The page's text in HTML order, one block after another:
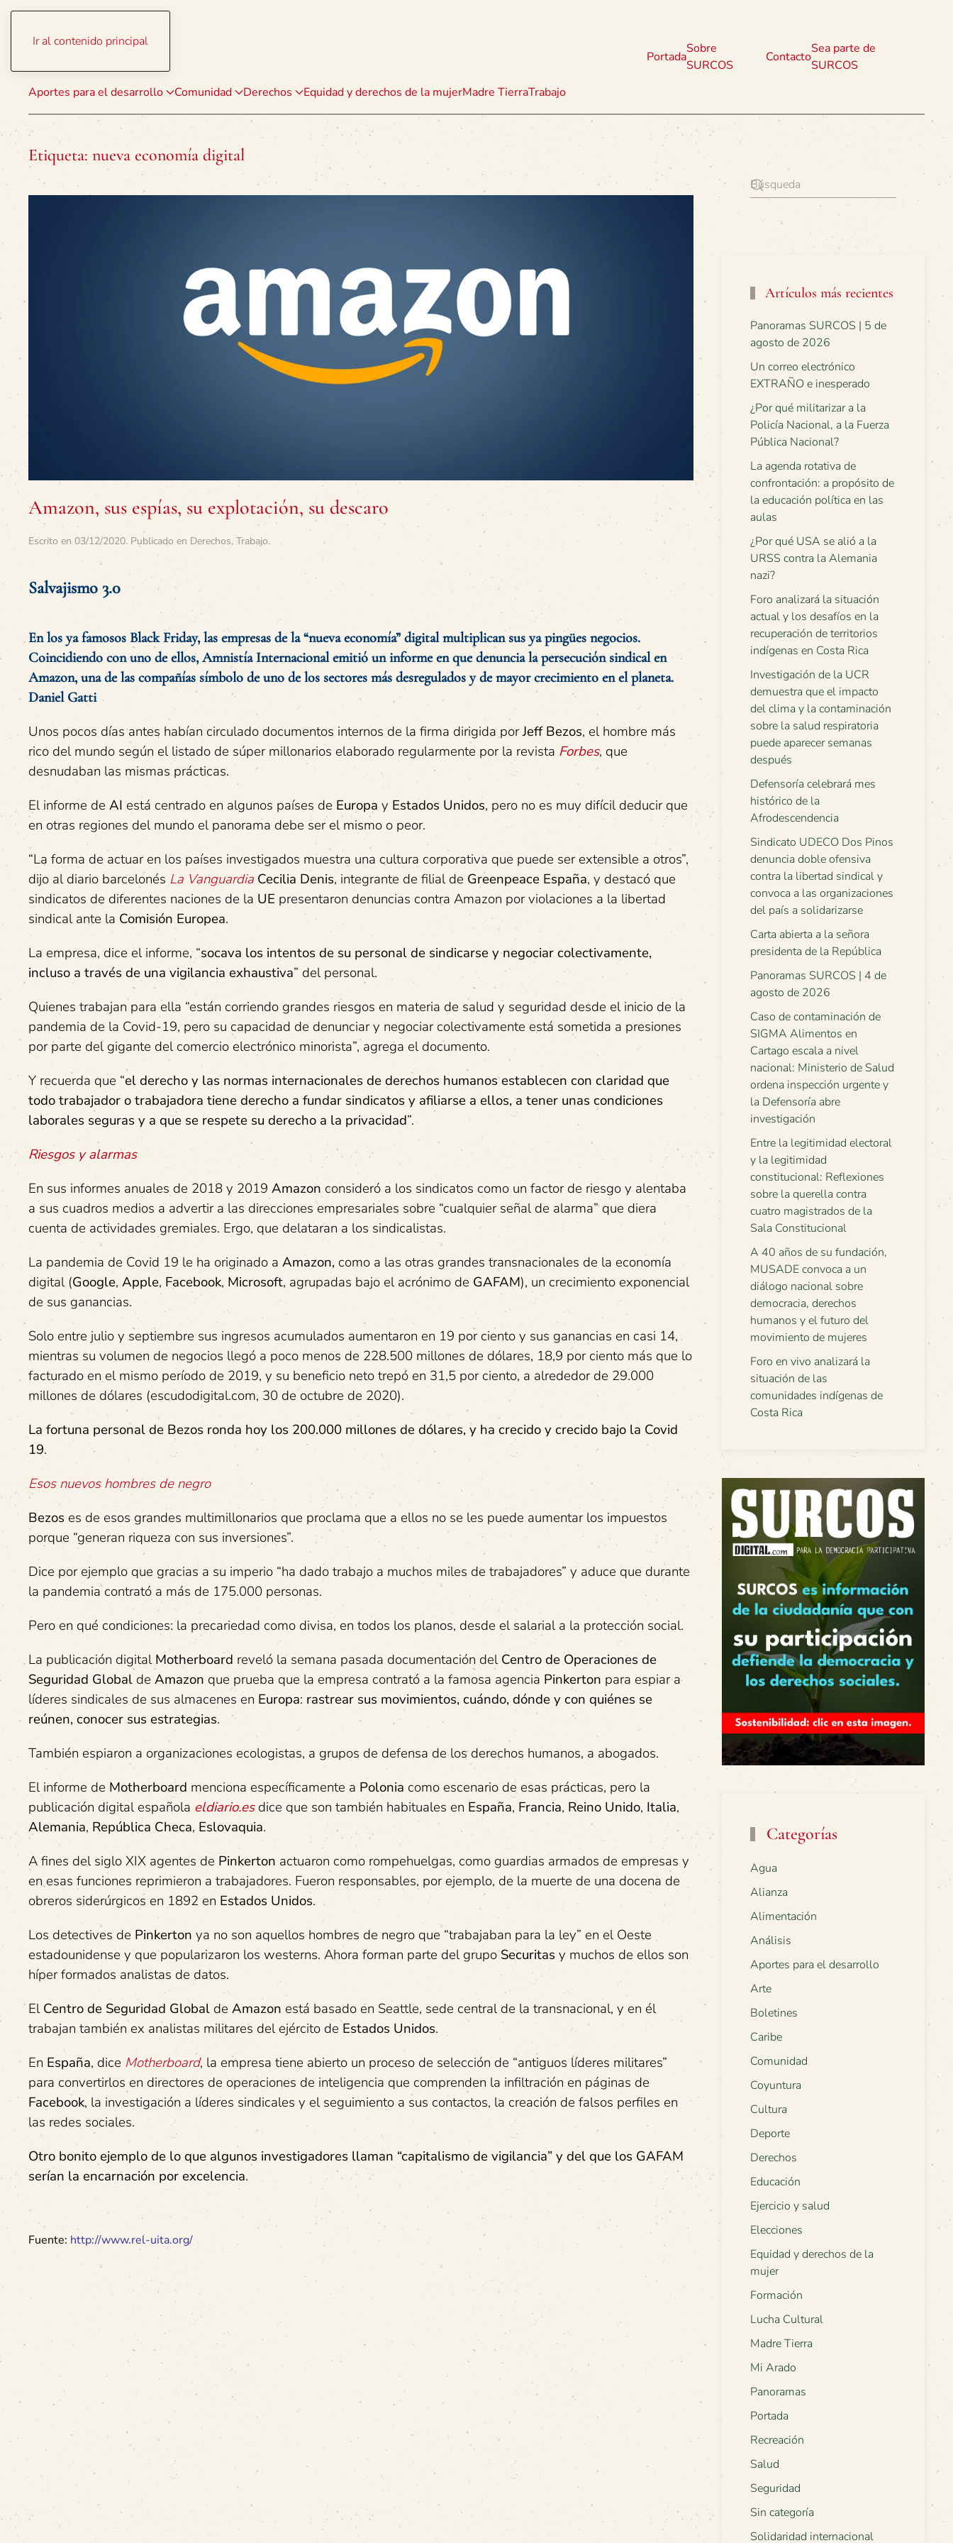
Ir al contenido principal
Aportes para el desarrollo Comunidad Derechos Equidad y derechos de la mujerMadre TierraTrabajo
Portada
Sobre
SURCOS
Contacto
Sea parte de
SURCOS
Etiqueta: nueva economía digital
Amazon, sus espías, su explotación, su descaro
Escrito en 03/12/2020. Publicado en Derechos, Trabajo.
Salvajismo 3.0
En los ya famosos Black Friday, las empresas de la “nueva economía” digital multiplican sus ya pingües negocios.
Coincidiendo con uno de ellos, Amnistía Internacional emitió un informe en que denuncia la persecución sindical en
Amazon, una de las compañías símbolo de uno de los sectores más desregulados y de mayor crecimiento en el planeta.
Daniel Gatti
Unos pocos días antes habían circulado documentos internos de la firma dirigida porJeff Bezos, el hombre más
rico del mundo según el listado de súper millonarios elaborado regularmente por la revista Forbes, que
desnudaban las mismas prácticas.
El informe de AI está centrado en algunos países de Europa y Estados Unidos, pero no es muy difícil deducir que
en otras regiones del mundo el panorama debe ser el mismo o peor.
“La forma de actuar en los países investigados muestra una cultura corporativa que puede ser extensible a otros”,
dijo al diario barcelonés La Vanguardia Cecilia Denis, integrante de filial de Greenpeace España, y destacó que
sindicatos de diferentes naciones de la UE presentaron denuncias contra Amazon por violaciones a la libertad
sindical ante la Comisión Europea.
La empresa, dice el informe, “socava los intentos de su personal de sindicarse y negociar colectivamente,
incluso a través de una vigilancia exhaustiva” del personal.
Quienes trabajan para ella “están corriendo grandes riesgos en materia de salud y seguridad desde el inicio de la
pandemia de la Covid-19, pero su capacidad de denunciar y negociar colectivamente está sometida a presiones
por parte del gigante del comercio electrónico minorista”, agrega el documento.
Y recuerda que “el derecho y las normas internacionales de derechos humanos establecen con claridad que
todo trabajador o trabajadora tiene derecho a fundar sindicatos y afiliarse a ellos, a tener unas condiciones
laborales seguras y a que se respete su derecho a la privacidad”.
Riesgos y alarmas
En sus informes anuales de 2018 y 2019 Amazon consideró a los sindicatos como un factor de riesgo y alentaba
a sus cuadros medios a advertir a las direcciones empresariales sobre “cualquier señal de alarma” que diera
cuenta de actividades gremiales. Ergo, que delataran a los sindicalistas.
La pandemia de Covid 19 le ha originado a Amazon, como a las otras grandes transnacionales de la economía
digital (Google, Apple, Facebook, Microsoft, agrupadas bajo el acrónimo de GAFAM), un crecimiento exponencial
de sus ganancias.
Solo entre julio y septiembre sus ingresos acumulados aumentaron en 19 por ciento y sus ganancias en casi 14,
mientras su volumen de negocios llegó a poco menos de 228.500 millones de dólares, 18,9 por ciento más que lo
facturado en el mismo período de 2019, y su beneficio neto trepó en 31,5 por ciento, a alrededor de 29.000
millones de dólares (escudodigital.com, 30 de octubre de 2020).
La fortuna personal de Bezos ronda hoy los 200.000 millones de dólares, y ha crecido y crecido bajo la Covid
19.
Esos nuevos hombres de negro
Bezos es de esos grandes multimillonarios que proclama que a ellos no se les puede aumentar los impuestos
porque “generan riqueza con sus inversiones”.
Dice por ejemplo que gracias a su imperio “ha dado trabajo a muchos miles de trabajadores” y aduce que durante
la pandemia contrató a más de 175.000 personas.
Pero en qué condiciones: la precariedad como divisa, en todos los planos, desde el salarial a la protección social.
La publicación digitalMotherboard reveló la semana pasada documentación delCentro de Operaciones de
Seguridad Global de Amazon que prueba que la empresa contrató a la famosa agencia Pinkerton para espiar a
líderes sindicales de sus almacenes en Europa: rastrear sus movimientos, cuándo, dónde y con quiénes se
reúnen, conocer sus estrategias.
También espiaron a organizaciones ecologistas, a grupos de defensa de los derechos humanos, a abogados.
El informe de Motherboard menciona específicamente a Polonia como escenario de esas prácticas, pero la
publicación digital española eldiario.esdice que son también habituales en España, Francia, Reino Unido, Italia,
Alemania, República Checa, Eslovaquia.
A fines del siglo XIX agentes de Pinkerton actuaron como rompehuelgas, como guardias armados de empresas y
en esas funciones reprimieron a trabajadores. Fueron responsables, por ejemplo, de la muerte de una docena de
obreros siderúrgicos en 1892 en Estados Unidos.
Los detectives de Pinkerton ya no son aquellos hombres de negro que “trabajaban para la ley” en el Oeste
estadounidense y que popularizaron los westerns. Ahora forman parte del grupoSecuritas y muchos de ellos son
híper formados analistas de datos.
ElCentro de Seguridad Global de Amazon está basado en Seattle, sede central de la transnacional, y en él
trabajan también ex analistas militares del ejército de Estados Unidos.
En España, dice Motherboard, la empresa tiene abierto un proceso de selección de “antiguos líderes militares”
para convertirlos en directores de operaciones de inteligencia que comprenden la infiltración en páginas de
Facebook, la investigación a líderes sindicales y el seguimiento a sus contactos, la creación de falsos perfiles en
las redes sociales.
Otro bonito ejemplo de lo que algunos investigadores llaman “capitalismo de vigilancia” y del que los GAFAM
serían la encarnación por excelencia.
Fuente: http://www.rel-uita.org/
Artículos más recientes
Panoramas SURCOS | 5 de
agosto de 2026
Un correo electrónico
EXTRAÑO e inesperado
¿Por qué militarizar a la
Policía Nacional, a la Fuerza
Pública Nacional?
La agenda rotativa de
confrontación: a propósito de
la educación política en las
aulas
¿Por qué USA se alió a la
URSS contra la Alemania
nazi?
Foro analizará la situación
actual y los desafíos en la
recuperación de territorios
indígenas en Costa Rica
Investigación de la UCR
demuestra que el impacto
del clima y la contaminación
sobre la salud respiratoria
puede aparecer semanas
después
Defensoría celebrará mes
histórico de la
Afrodescendencia
Sindicato UDECO Dos Pinos
denuncia doble ofensiva
contra la libertad sindical y
convoca a las organizaciones
del país a solidarizarse
Carta abierta a la señora
presidenta de la República
Panoramas SURCOS | 4 de
agosto de 2026
Caso de contaminación de
SIGMA Alimentos en
Cartago escala a nivel
nacional: Ministerio de Salud
ordena inspección urgente y
la Defensoría abre
investigación
Entre la legitimidad electoral
y la legitimidad
constitucional: Reflexiones
sobre la querella contra
cuatro magistrados de la
Sala Constitucional
A 40 años de su fundación,
MUSADE convoca a un
diálogo nacional sobre
democracia, derechos
humanos y el futuro del
movimiento de mujeres
Foro en vivo analizará la
situación de las
comunidades indígenas de
Costa Rica
Categorías
Agua
Alianza
Alimentación
Análisis
Aportes para el desarrollo
Arte
Boletines
Caribe
Comunidad
Coyuntura
Cultura
Deporte
Derechos
Educación
Ejercicio y salud
Elecciones
Equidad y derechos de la
mujer
Formación
Lucha Cultural
Madre Tierra
Mi Arado
Panoramas
Portada
Recreación
Salud
Seguridad
Sin categoría
Solidaridad internacional